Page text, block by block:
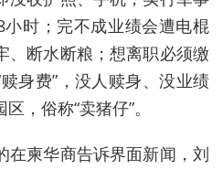
时；完不成业绩会遭电棍
、断水断粮；想离职必须缴
身费”，没人赎身、没业绩
，俗称“卖猪仔”。
在柬华商告诉界面新闻，刘